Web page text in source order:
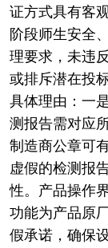
证方式具有客
阶段师生安全
理要求，未违
或排斥潜在投
具体理由：一
测报告需对应
制造商公章可
虚假的检测报
性。产品操作
功能为产品原
假承诺，确保